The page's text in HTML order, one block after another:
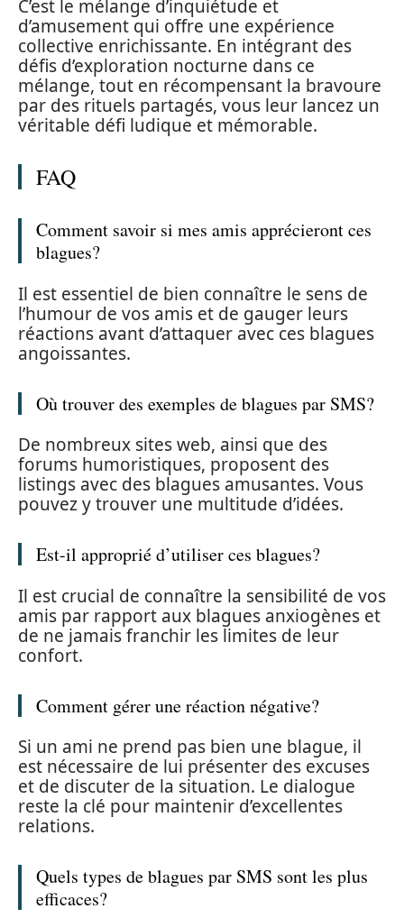
C’est le mélange d’inquiétude et
d’amusement qui offre une expérience
collective enrichissante. En intégrant des
défis d’exploration nocturne dans ce
mélange, tout en récompensant la bravoure
par des rituels partagés, vous leur lancez un
véritable défi ludique et mémorable.
FAQ
Comment savoir si mes amis apprécieront ces
blagues?
Il est essentiel de bien connaître le sens de
l’humour de vos amis et de gauger leurs
réactions avant d’attaquer avec ces blagues
angoissantes.
Où trouver des exemples de blagues par SMS?
De nombreux sites web, ainsi que des
forums humoristiques, proposent des
listings avec des blagues amusantes. Vous
pouvez y trouver une multitude d’idées.
Est-il approprié d’utiliser ces blagues?
Il est crucial de connaître la sensibilité de vos
amis par rapport aux blagues anxiogènes et
de ne jamais franchir les limites de leur
confort.
Comment gérer une réaction négative?
Si un ami ne prend pas bien une blague, il
est nécessaire de lui présenter des excuses
et de discuter de la situation. Le dialogue
reste la clé pour maintenir d’excellentes
relations.
Quels types de blagues par SMS sont les plus
efficaces?